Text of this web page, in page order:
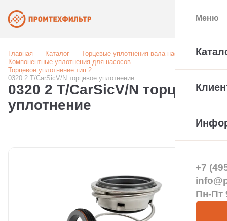
Главная Каталог
Торцевые уплотнения вала насоса
Компонентные уплотнения для насосов
Торцевое уплотнение тип 2
0320 2 T/CarSicV/N торцевое уплотнение
0320 2 T/CarSicV/N торцевое
уплотнение
Меню
+7
Пн-Пт